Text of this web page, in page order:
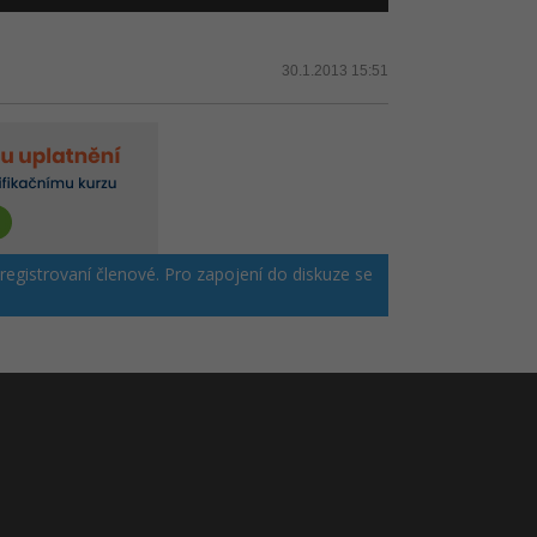
30.1.2013 15:51
členové. Pro zapojení do diskuze se